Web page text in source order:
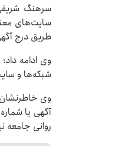
سرهنگ
سایت‌های
طریق درج
وی ادامه
شبکه‌ها و
وی خاطرنشان
روانی